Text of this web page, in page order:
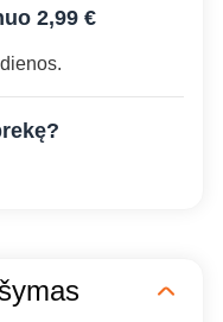
2,99 €